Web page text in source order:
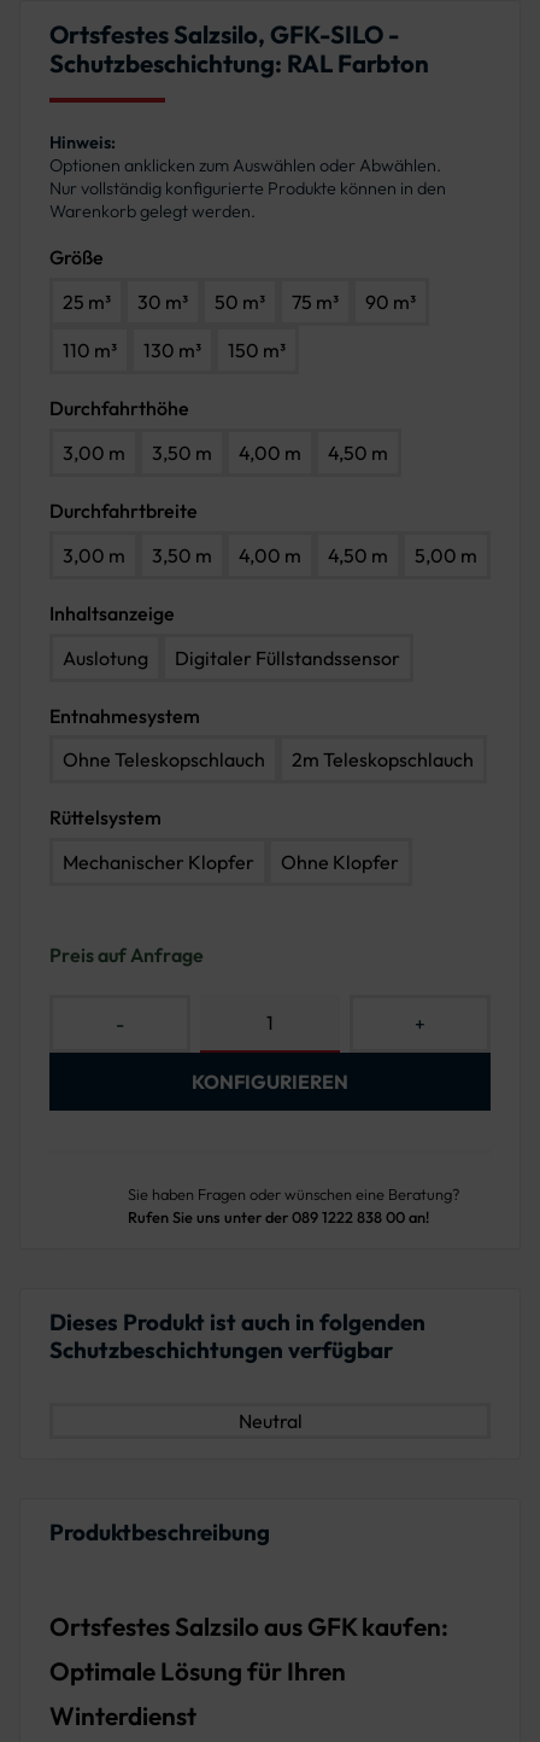
Ortsfestes Salzsilo, GFK-SILO -
Schutzbeschichtung: RAL Farbton
Hinweis:
Optionen anklicken zum Auswählen oder Abwählen.
Nur vollständig konfigurierte Produkte können in den
Warenkorb gelegt werden.
Größe
25 m³
30 m³ 50 m³ 75 m³
90 m³
110 m³
130 m³ 150 m³
Durchfahrthöhe
3,00 m
3,50 m 4,00 m 4,50 m
Durchfahrtbreite
3,00 m
3,50 m 4,00 m 4,50 m 5,00 m
Inhaltsanzeige
Auslotung
Digitaler Füllstandssensor
Entnahmesystem
Ohne Teleskopschlauch
2m Teleskopschlauch
Rüttelsystem
Mechanischer Klopfer
Ohne Klopfer
Preis auf Anfrage
- +
KONFIGURIEREN
Sie haben Fragen oder wünschen eine Beratung?
Rufen Sie uns unter der 089 1222 838 00 an!
Dieses Produkt ist auch in folgenden
Schutzbeschichtungen verfügbar
Neutral
Produktbeschreibung
Ortsfestes Salzsilo aus GFK kaufen:
Optimale Lösung für Ihren
Winterdienst